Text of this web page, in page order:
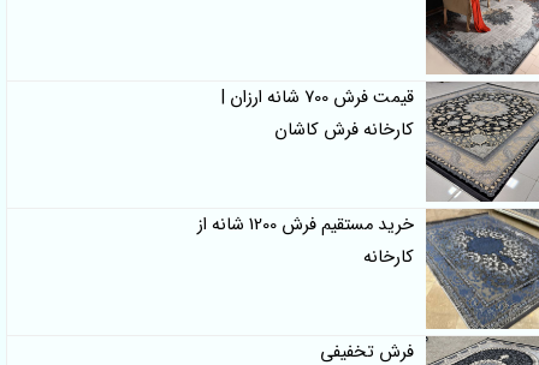
قیمت فرش 700 شانه ارزان |
کارخانه فرش کاشان
خرید مستقیم فرش 1200 شانه از
کارخانه
فرش تخفیفی